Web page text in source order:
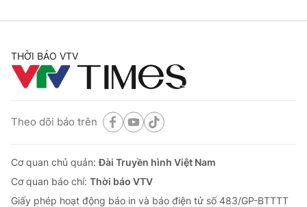
THỜI BÁO VTV
Theo dõi báo trên
Cơ quan chủ quản:Đài Truyền hình Việt Nam
Cơ quan báo chí: Thời báo VTV
Giấy phép hoạt động báo in và báo điện tử số 483/GP-BTTTT